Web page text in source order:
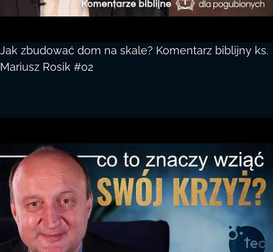
Jak zbudować dom na skale? Komentarz biblijny ks.
Mariusz Rosik #02